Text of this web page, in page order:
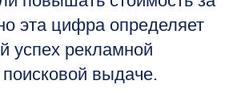
эта цифра определяет
успех рекламной
выдаче.